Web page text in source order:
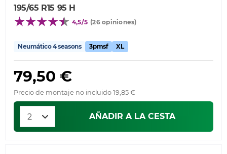
195/65 R15 95 H
4,5/5 (26 opiniones)
Neumático 4 seasons 3pmsf XL
79,50 €
Precio de montaje no incluido 19,85 €
AÑADIR A LA CESTA